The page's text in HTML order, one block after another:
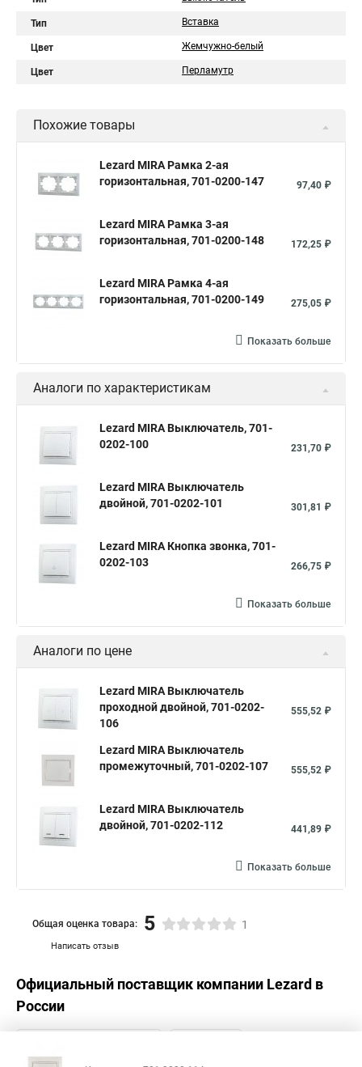
Тип Вставка
Цвет Жемчужно-белый
Цвет Перламутр
Похожие товары
Lezard MIRA Рамка 2-ая
горизонтальная, 701-0200-147
97,40 ₽
Lezard MIRA Рамка 3-ая
горизонтальная, 701-0200-148
172,25 ₽
Lezard MIRA Рамка 4-ая
горизонтальная, 701-0200-149
275,05 ₽
Показать больше
Аналоги по характеристикам
Lezard MIRA Выключатель, 701-
0202-100
231,70 ₽
Lezard MIRA Выключатель
двойной, 701-0202-101
301,81 ₽
Lezard MIRA Кнопка звонка, 701-
0202-103
266,75 ₽
Показать больше
Аналоги по цене
Lezard MIRA Выключатель
проходной двойной, 701-0202-
106
555,52 ₽
Lezard MIRA Выключатель
промежуточный, 701-0202-107
555,52 ₽
Lezard MIRA Выключатель
двойной, 701-0202-112
441,89 ₽
Показать больше
Написать отзыв
Общая оценка товара: 5 1
Официальный поставщик компании Lezard в
России